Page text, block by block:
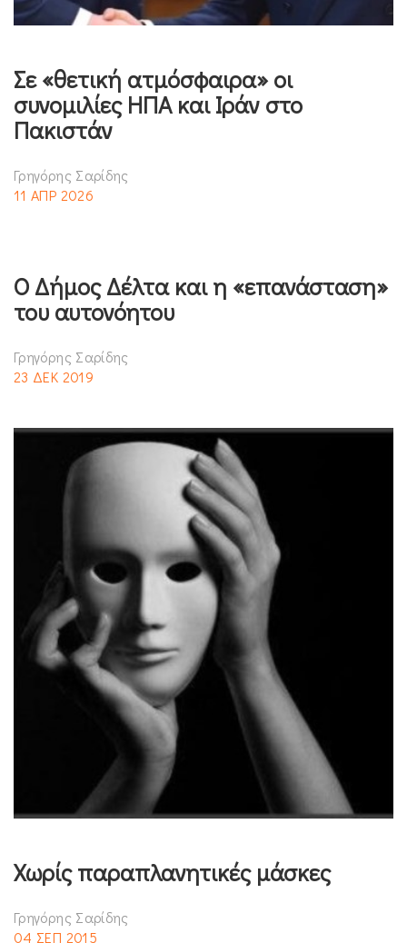
Σε «θετική ατμόσφαιρα» οι
συνομιλίες ΗΠΑ και Ιράν στο
Πακιστάν
Γρηγόρης Σαρίδης
11 ΑΠΡ 2026
Ο Δήμος Δέλτα και η «επανάσταση»
του αυτονόητου
Γρηγόρης Σαρίδης
23 ΔΕΚ 2019
Χωρίς παραπλανητικές μάσκες
Γρηγόρης Σαρίδης
04 ΣΕΠ 2015